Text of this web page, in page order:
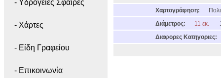
- Yδρόγειες Σφαίρες
- Χάρτες
- Είδη Γραφείου
- Επικοινωνία
Χαρτογράφηση:
Διάμετρος:
11 εκ.
Διαφορες Κατηγοριες: